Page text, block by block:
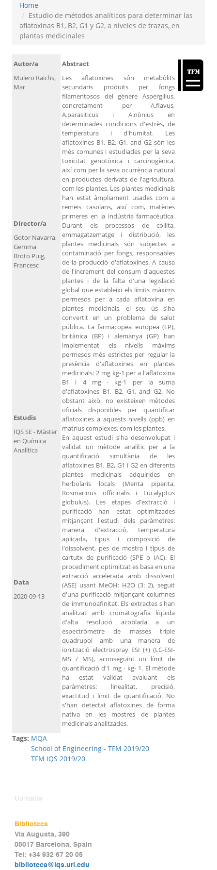
Home
Estudio de métodos analíticos para determinar las
aflatoxinas B1, B2, G1 y G2, a niveles de trazas, en
plantas medicinales
Autor/a
Mulero Raichs,
Mar
Abstract
Les aflatoxines són metabòlits
secundaris produïts per fongs
filamentosos del gènere Aspergillus,
concretament per A.flavus,
A.parasiticus i A.nònius en
determinades condicions d'estrès, de
temperatura i d'humitat. Les
aflatoxines B1, B2, G1, and G2 són les
més comunes i estudiades per la seva
toxicitat genotòxica i carcinogènica,
així com per la seva ocurrència natural
en productes derivats de l'agricultura,
com les plantes. Les plantes medicinals
han estat àmpliament usades com a
remeis casolans, així com, matèries
primeres en la indústria farmacèutica.
Durant els processos de collita,
emmagatzematge i distribució, les
plantes medicinals són subjectes a
contaminació per fongs, responsables
de la producció d'aflatoxines. A causa
de l'increment del consum d'aquestes
plantes i de la falta d'una legislació
global que estableixi els límits màxims
permesos per a cada aflatoxina en
plantes medicinals, el seu ús s'ha
convertit en un problema de salut
pública. La farmacopea europea (EP),
britànica (BP) i alemanya (GP) han
implementat els nivells màxims
permesos més estrictes per regular la
presència d'aflatoxines en plantes
medicinals: 2 mg kg-1 per a l'aflatoxina
B1 i 4 mg · kg-1 per la suma
d'aflatoxines B1, B2, G1, and G2. No
obstant això, no existeixen mètodes
oficials disponibles per quantificar
aflatoxines a aquests nivells (ppb) en
matrius complexes, com les plantes.
En aquest estudi s'ha desenvolupat i
validat un mètode analític per a la
quantificació simultània de les
aflatoxines B1, B2, G1 i G2 en diferents
plantes medicinals adquirides en
herbolaris locals (Menta piperita,
Rosmarinus officinalis i Eucalyptus
globulus). Les etapes d'extracció i
purificació han estat optimitzades
mitjançant l'estudi dels paràmetres:
manera d'extracció, temperatura
aplicada, tipus i composició de
l'dissolvent, pes de mostra i tipus de
cartutx de purificació (SPE o IAC). El
procediment optimitzat es basa en una
extracció accelerada amb dissolvent
(ASE) usant MeOH: H2O (3: 2), seguit
d'una purificació mitjançant columnes
de immunoafinitat. Els extractes s'han
analitzat amb cromatografia líquida
d'alta resolució acoblada a un
espectròmetre de masses triple
quadrupol amb una manera de
ionització electrospray ESI (+) (LC-ESI-
MS / MS), aconseguint un límit de
quantificació d'1 mg · kg- 1. El mètode
ha estat validat avaluant els
paràmetres: linealitat, precisió,
exactitud i límit de quantificació. No
s'han detectat aflatoxines de forma
nativa en les mostres de plantes
medicinals analitzades.
Director/a
Gotor Navarra,
Gemma
Broto Puig,
Francesc
Estudis
IQS SE - Màster
en Química
Analítica
Data
2020-09-13
Tags: MQA
School of Engineering - TFM 2019/20
TFM IQS 2019/20
Contacte
Biblioteca
Via Augusta, 390
08017 Barcelona, Spain
Tel: +34 932 67 20 05
biblioteca@iqs.url.edu